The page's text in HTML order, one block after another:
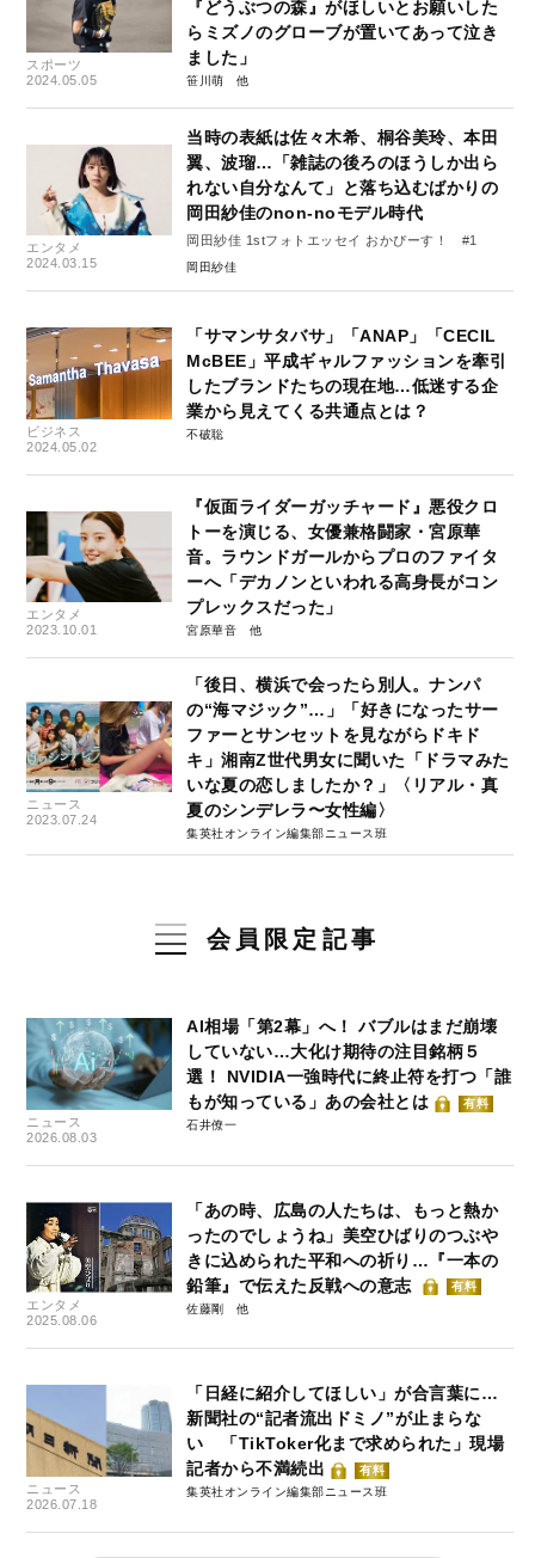
スポーツ
2024.05.05
『どうぶつの森』がほしいとお願いした
らミズノのグローブが置いてあって泣き
ました」
笹川萌
エンタメ
2024.03.15
当時の表紙は佐々木希、桐谷美玲、本田
翼、波瑠…「雑誌の後ろのほうしか出ら
れない自分なんて」と落ち込むばかりの
岡田紗佳のnon-noモデル時代
岡田紗佳 1stフォトエッセイ おかぴーす！ #1
岡田紗佳
ビジネス
2024.05.02
「サマンサタバサ」「ANAP」「CECIL
McBEE」平成ギャルファッションを牽引
したブランドたちの現在地…低迷する企
業から見えてくる共通点とは？
不破聡
エンタメ
2023.10.01
『仮面ライダーガッチャード』悪役クロ
トーを演じる、女優兼格闘家・宮原華
音。ラウンドガールからプロのファイタ
ーへ「デカノンといわれる高身長がコン
プレックスだった」
宮原華音
ニュース
2023.07.24
「後日、横浜で会ったら別人。ナンパ
の“海マジック”…」「好きになったサー
ファーとサンセットを見ながらドキド
キ」湘南Z世代男女に聞いた「ドラマみた
いな夏の恋しましたか？」〈リアル・真
夏のシンデレラ〜女性編〉
集英社オンライン編集部ニュース班
会員限定記事
ニュース
2026.08.03
AI相場「第2幕」へ！ バブルはまだ崩壊
していない…大化け期待の注目銘柄５
選！ NVIDIA一強時代に終止符を打つ「誰
もが知っている」あの会社とは
有料
石井僚一
エンタメ
2025.08.06
「あの時、広島の人たちは、もっと熱か
ったのでしょうね」美空ひばりのつぶや
きに込められた平和への祈り…『一本の
鉛筆』で伝えた反戦への意志
有料
佐藤剛
ニュース
2026.07.18
「日経に紹介してほしい」が合言葉に…
新聞社の“記者流出ドミノ”が止まらな
い 「TikToker化まで求められた」現場
記者から不満続出
有料
集英社オンライン編集部ニュース班